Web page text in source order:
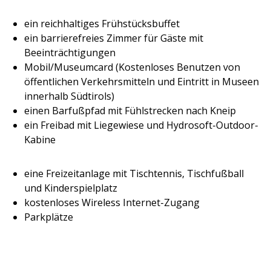
ein reichhaltiges Frühstücksbuffet
ein barrierefreies Zimmer für Gäste mit
Beeinträchtigungen
Mobil/Museumcard (Kostenloses Benutzen von
öffentlichen Verkehrsmitteln und Eintritt in Museen
innerhalb Südtirols)
einen Barfußpfad mit Fühlstrecken nach Kneip
ein Freibad mit Liegewiese und Hydrosoft-Outdoor-
Kabine
eine Freizeitanlage mit Tischtennis, Tischfußball
und Kinderspielplatz
kostenloses Wireless Internet-Zugang
Parkplätze